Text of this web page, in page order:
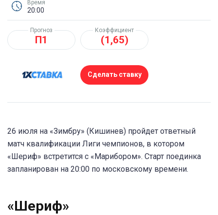
Время
20:00
Прогноз
П1
Коэффициент
(1,65)
Сделать ставку
26 июля на «Зимбру» (Кишинев) пройдет ответный
матч квалификации Лиги чемпионов, в котором
«Шериф» встретится с «Марибором». Старт поединка
запланирован на 20:00 по московскому времени.
«Шериф»